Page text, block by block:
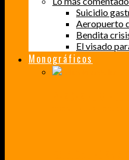
Suicidio
Aeropuerto
Bendita
El visado
Monográficos